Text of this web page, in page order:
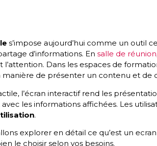
s’impose aujourd’hui comme un outil
d’informations. En salle de réunion
l’attention. Dans les espaces de
manière de présenter un contenu et de
l’écran interactif rend les
les informations affichées. Les
.
explorer en détail ce qu’est un
le choisir selon vos besoins.